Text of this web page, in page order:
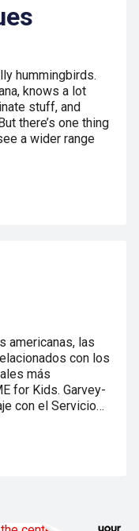
hummingbirds.
knows a lot
stuff, and
there’s one thing
a wider range
americanas, las
con los
más
for Kids. Garvey-
con el Servicio…